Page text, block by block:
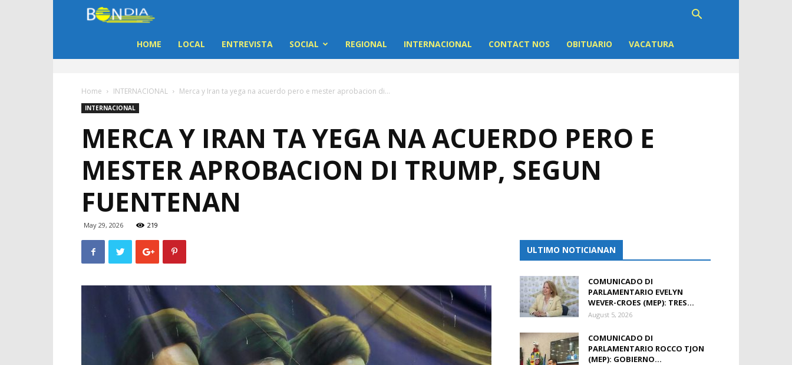
Dia
Noticia
di
Aruba
HOME LOCAL ENTREVISTA SOCIAL REGIONAL INTERNACIONAL CONTACT NOS OBITUARIO VACATURA
Home INTERNACIONAL Merca y Iran ta yega na acuerdo pero e mester aprobacion di...
INTERNACIONAL
MERCA Y IRAN TA YEGA NA ACUERDO PERO E
MESTER APROBACION DI TRUMP, SEGUN
FUENTENAN
May 29, 2026 219
ULTIMO NOTICIANAN
COMUNICADO DI
PARLAMENTARIO EVELYN
WEVER-CROES (MEP): TRES...
August 5, 2026
COMUNICADO DI
PARLAMENTARIO ROCCO TJON
(MEP): GOBIERNO...